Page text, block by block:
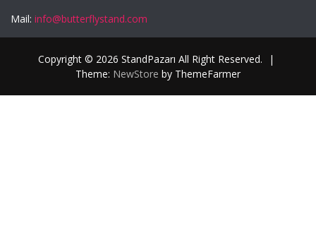
Mail: info@butterflystand.com
Copyright © 2026 StandPazarı All Right Reserved.
|
Theme: NewStore by ThemeFarmer